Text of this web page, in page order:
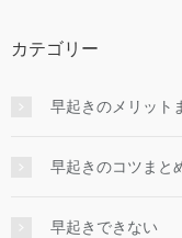
カテゴリー
早起きのメリット
早起きのコツまと
早起きできない